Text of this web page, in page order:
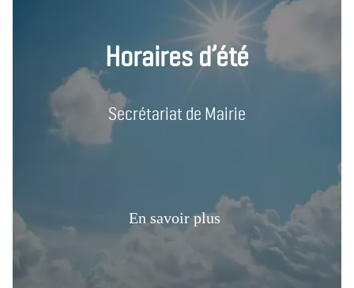
Horaires d’été
Secrétariat de Mairie